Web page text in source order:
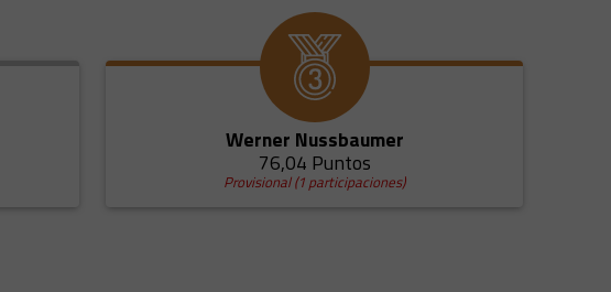
Werner Nussbaumer
76,04 Puntos
Provisional (1 participaciones)